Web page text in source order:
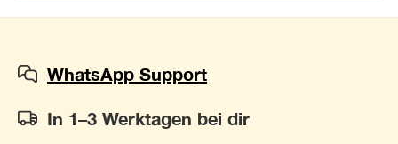
WhatsApp Support
In 1–3 Werktagen bei dir